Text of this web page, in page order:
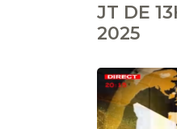
JT DE
2025